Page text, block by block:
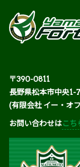
〒390-0811
長野県松本市中央1-
(有限会社 イー・オ
お問い合わせはこち